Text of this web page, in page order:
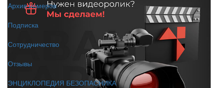
Архив номеров
Подписка
Сотрудничество
Отзывы
ЭНЦИКЛОПЕДИЯ БЕЗОПАСНИКА